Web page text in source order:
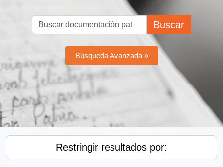
Buscar
Búsqueda Avanzada »
Restringir resultados por: